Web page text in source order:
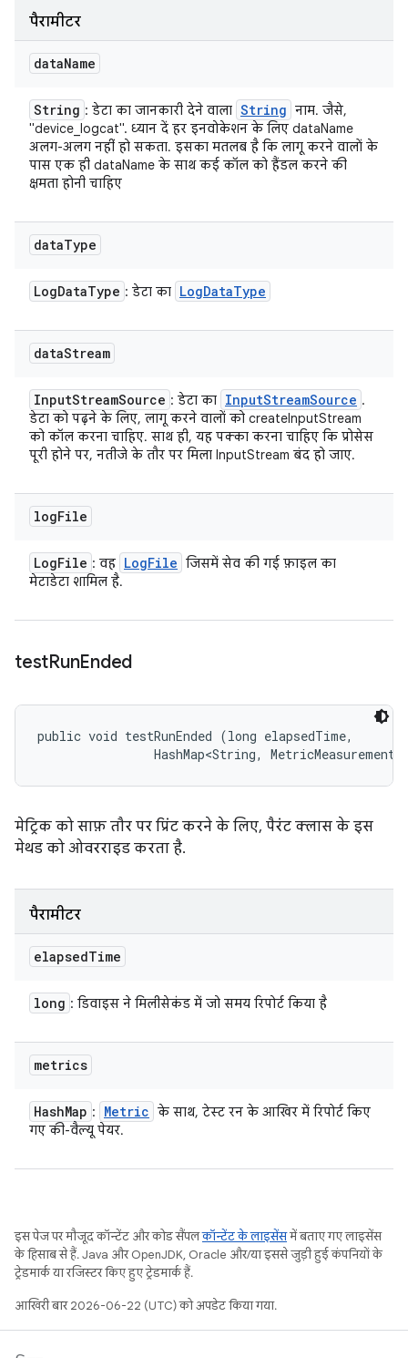
पैरामीटर
dataName
String : डेटा का जानकारी देने वाला String नाम. जैसे,
"device_logcat". ध्यान दें हर इनवोकेशन के लिए dataName
अलग-अलग नहीं हो सकता. इसका मतलब है कि लागू करने वालों के
पास एक ही dataName के साथ कई कॉल को हैंडल करने की
क्षमता होनी चाहिए
dataType
LogDataType : डेटा का LogDataType
dataStream
InputStreamSource : डेटा का InputStreamSource .
डेटा को पढ़ने के लिए, लागू करने वालों को createInputStream
को कॉल करना चाहिए. साथ ही, यह पक्का करना चाहिए कि प्रोसेस
पूरी होने पर, नतीजे के तौर पर मिला InputStream बंद हो जाए.
logFile
LogFile : वह LogFile जिसमें सेव की गई फ़ाइल का
मेटाडेटा शामिल है.
testRunEnded
public void testRunEnded (long elapsedTime,
HashMap<String,
मेट्रिक को साफ़ तौर पर प्रिंट करने के लिए, पैरंट क्लास के इस
मेथड को ओवरराइड करता है.
पैरामीटर
elapsedTime
long : डिवाइस ने मिलीसेकंड में जो समय रिपोर्ट किया है
metrics
HashMap : Metric के साथ, टेस्ट रन के आखिर में रिपोर्ट किए
गए की-वैल्यू पेयर.
इस पेज पर मौजूद कॉन्टेंट और कोड सैंपलकॉन्टेंट के लाइसेंसमें बताए गए लाइसेंस
के हिसाब से हैं. Java और OpenJDK, Oracle और/या इससे जुड़ी हुई कंपनियों के
ट्रेडमार्क या रजिस्टर किए हुए ट्रेडमार्क हैं.
आखिरी बार 2026-06-22 (UTC) को अपडेट किया गया.